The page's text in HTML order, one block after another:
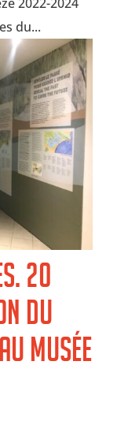
du...
20
du
musée